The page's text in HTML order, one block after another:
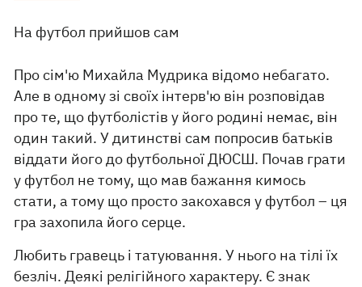
На футбол прийшов сам
Про сім'ю Михайла Мудрика відомо небагато.
Але в одному зі своїх інтерв'ю він розповідав
про те, що футболістів у його родині немає, він
один такий. У дитинстві сам попросив батьків
віддати його до футбольної ДЮСШ. Почав грати
у футбол не тому, що мав бажання кимось
стати, а тому що просто закохався у футбол – ця
гра захопила його серце.
Любить гравець і татуювання. У нього на тілі їх
безліч. Деякі релігійного характеру. Є знак